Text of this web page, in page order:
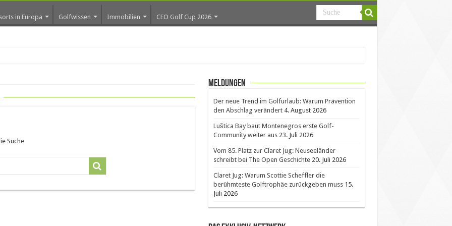
in Europa Golfwissen Immobilien CEO Golf Cup 2026
Suche
Meldungen
Der neue Trend im Golfurlaub: Warum Prävention
den Abschlag verändert 4. August 2026
Luštica Bay baut Montenegros erste Golf-
Community weiter aus 23. Juli 2026
Vom 85. Platz zur Claret Jug: Neuseeländer
schreibt bei The Open Geschichte 20. Juli 2026
Claret Jug: Warum Scottie Scheffler die
berühmteste Golftrophäe zurückgeben muss 15.
Juli 2026